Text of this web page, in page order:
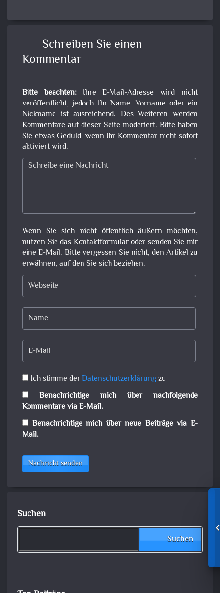
Schreiben Sie einen
Kommentar
Bitte beachten:Ihre E-Mail-Adresse wird nicht
veröffentlicht, jedoch Ihr Name. Vorname oder ein
Nickname ist ausreichend. Des Weiteren werden
Kommentare auf dieser Seite moderiert. Bitte haben
Sie etwas Geduld, wenn Ihr Kommentar nicht sofort
aktiviert wird.
Wenn Sie sich nicht öffentlich äußern möchten,
nutzen Sie das Kontaktformular oder senden Sie mir
eine E-Mail. Bitte vergessen Sie nicht, den Artikel zu
erwähnen, auf den Sie sich beziehen.
Ich stimme derDatenschutzerklärungzu
Benachrichtige mich über nachfolgende
Kommentare via E-Mail.
Benachrichtige mich über neue Beiträge via E-
Mail.
Nachricht senden
Suchen
Suchen